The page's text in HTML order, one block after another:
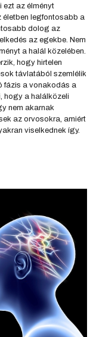
ezt az élményt
legfontosabb a
dolog az
az egekbe. Nem
a halál közelében.
hogy hirtelen
távlatából szemlélik
fázis a vonakodás a
hogy a halálközeli
nem akarnak
az orvosokra, amiért
viselkednek így.